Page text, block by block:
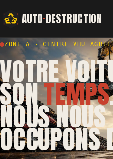
AUTO·DESTRUCTION
ZONE A · CENTRE VHU
VOTRE
SONTEMPS
NOUS NOUS